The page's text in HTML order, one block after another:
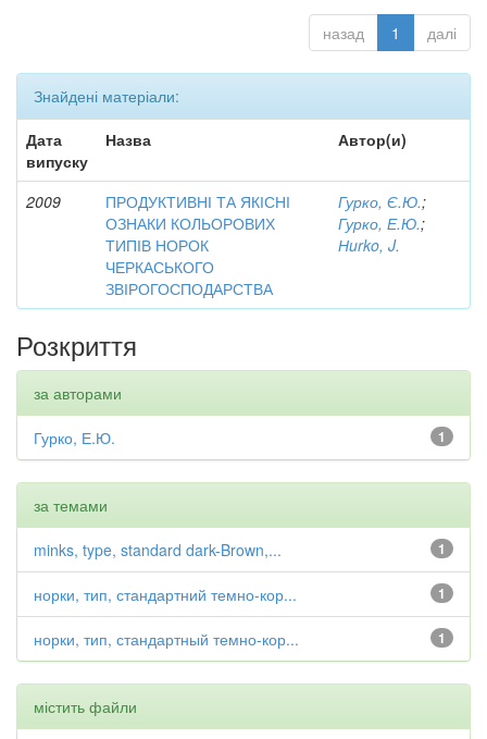
назад 1 далі
Знайдені матеріали:
Дата
випуску
Назва Автор(и)
2009
ПРОДУКТИВНІ ТА ЯКІСНІ
ОЗНАКИ КОЛЬОРОВИХ
ТИПІВ НОРОК
ЧЕРКАСЬКОГО
ЗВІРОГОСПОДАРСТВА
Гурко, Є.Ю.;
Гурко, Е.Ю.;
Нurko, J.
Розкриття
за авторами
1
Гурко, Е.Ю.
за темами
1
minks, type, standard dark-Brown,...
1
норки, тип, стандартний темно-кор...
1
норки, тип, стандартный темно-кор...
містить файли